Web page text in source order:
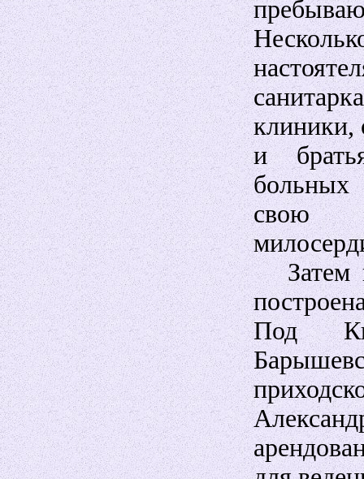
клиники,
и
больных
свою
Затем
Под